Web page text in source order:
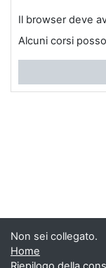
Il browser deve
Alcuni corsi
Non sei collegato.
Home